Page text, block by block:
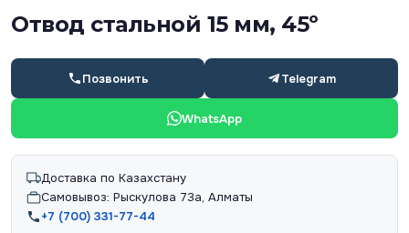
Отвод стальной 15 мм, 45º
Позвонить Telegram
WhatsApp
Доставка по Казахстану
Самовывоз: Рыскулова 73а, Алматы
+7 (700) 331-77-44